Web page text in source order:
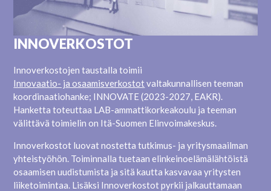
INNOVERKOSTOT
Innoverkostojen taustalla toimii
Innovaatio- ja osaamisverkostotvaltakunnallisen teeman
koordinaatiohanke; INNOVATE (2023-2027, EAKR).
Hanketta toteuttaa LAB-ammattikorkeakoulu ja teeman
välittävä toimielin on Itä-Suomen Elinvoimakeskus.
Innoverkostot luovat nostetta tutkimus- ja yritysmaailman
yhteistyöhön. Toiminnalla tuetaan elinkeinoelämälähtöistä
osaamisen uudistumista ja sitä kautta kasvavaa yritysten
liiketoimintaa. Lisäksi Innoverkostot pyrkii jalkauttamaan